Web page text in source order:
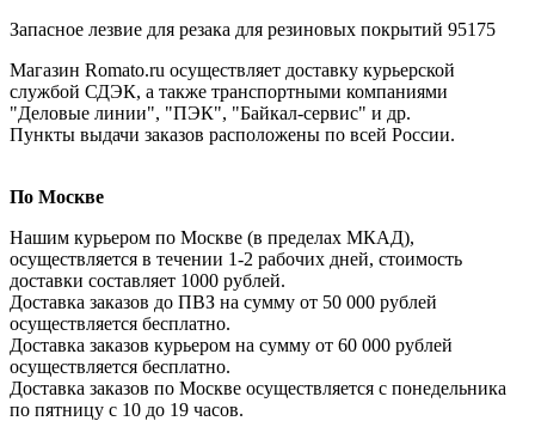
Запасное лезвие для резака для резиновых покрытий 95175
Магазин Romato.ru осуществляет доставку курьерской
службой СДЭК, а также транспортными компаниями
"Деловые линии", "ПЭК", "Байкал-сервис" и др.
Пункты выдачи заказов расположены по всей России.
По Москве
Нашим курьером по Москве (в пределах МКАД),
осуществляется в течении 1-2 рабочих дней, стоимость
доставки составляет 1000 рублей.
Доставка заказов до ПВЗ на сумму от 50 000 рублей
осуществляется бесплатно.
Доставка заказов курьером на сумму от 60 000 рублей
осуществляется бесплатно.
Доставка заказов по Москве осуществляется с понедельника
по пятницу с 10 до 19 часов.